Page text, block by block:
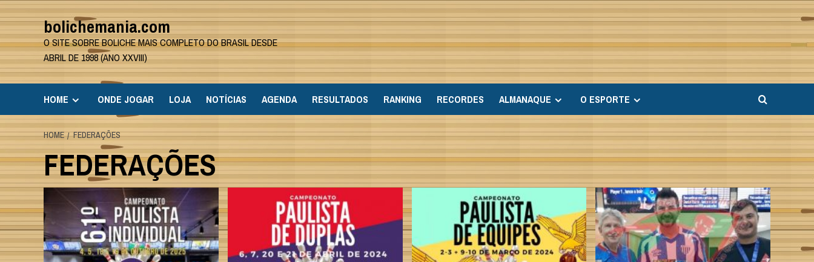
Skip
to
content
bolichemania.com
O SITE SOBRE BOLICHE MAIS COMPLETO DO BRASIL DESDE
ABRIL DE 1998 (ANO XXVIII)
HOME ONDE JOGAR LOJA NOTÍCIAS AGENDA RESULTADOS RANKING RECORDES ALMANAQUE O ESPORTE
HOME FEDERAÇÕES
FEDERAÇÕES